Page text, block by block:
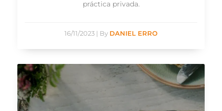
práctica privada.
16/11/2023 | By DANIEL ERRO